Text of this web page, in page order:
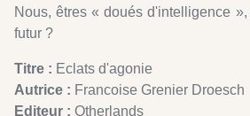
Nous, êtres « doués d'intelligence
futur ?
Titre : Eclats d'agonie
Autrice : Francoise Grenier Droesch
Editeur : Otherlands